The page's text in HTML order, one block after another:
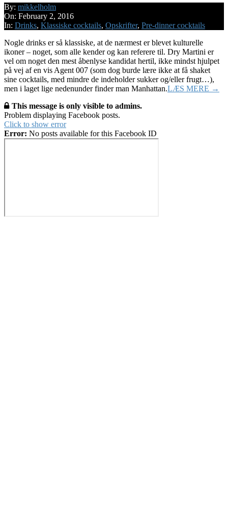
2016-
02-
02
By: mikkelholm
On: February 2, 2016
In: Drinks, Klassiske cocktails, Opskrifter, Pre-dinner cocktails
Nogle drinks er så klassiske, at de nærmest er blevet kulturelle
ikoner – noget, som alle kender og kan referere til. Dry Martini er
vel om noget den mest åbenlyse kandidat hertil, ikke mindst hjulpet
på vej af en vis Agent 007 (som dog burde lære ikke at få shaket
sine cocktails, med mindre de indeholder sukker og/eller frugt…),
men i laget lige nedenunder finder man Manhattan.LÆS MERE →
This message is only visible to admins.
Problem displaying Facebook posts.
Click to show error
Error: No posts available for this Facebook ID